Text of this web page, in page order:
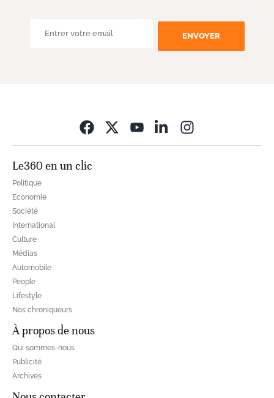
ENVOYER
Le360 en un clic
Politique
Economie
Société
International
Culture
Médias
Automobile
People
Lifestyle
Nos chroniqueurs
À propos de nous
Qui sommes-nous
Publicité
Archives